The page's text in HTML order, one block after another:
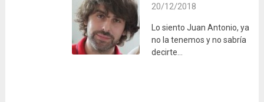
20/12/2018
Lo siento Juan Antonio, ya
no la tenemos y no sabría
decirte…